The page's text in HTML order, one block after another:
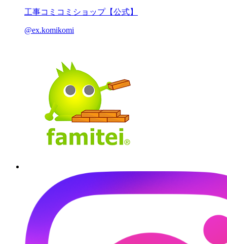
工事コミコミショップ【公式】
@ex.komikomi